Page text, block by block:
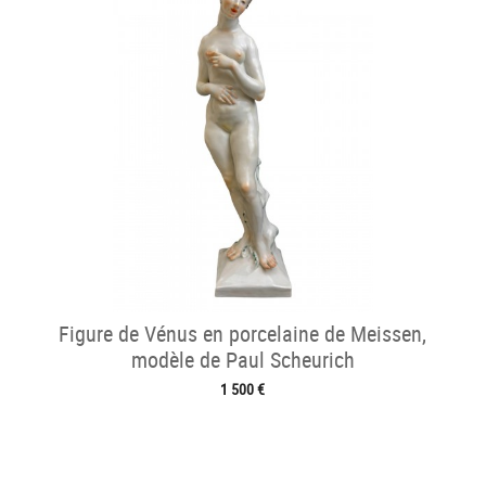
Figure de Vénus en porcelaine de Meissen,
modèle de Paul Scheurich
1 500 €